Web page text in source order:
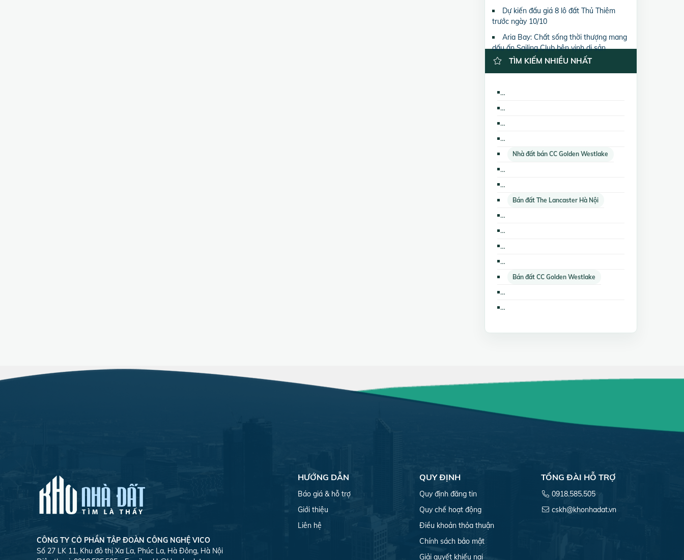
Dự kiến đấu giá 8 lô đất Thủ Thiêm
trước ngày 10/10
Aria Bay: Chất sống thời thượng mang
dấu ấn Sailing Club bên vịnh di sản
TÌM KIẾM NHIỀU NHẤT
Nhà đất bán CC Golden Westlake
Bán đất The Lancaster Hà Nội
Bán đất CC Golden Westlake
CÔNG TY CỎ PHẦN TẬP ĐOÀN CÔNG NGHỆ VICO
Số 27 LK 11, Khu đô thị Xa La, Phúc La, Hà Đông, Hà Nội
HƯỚNG DẪN
Báo giá & hỗ trợ
Giới thiệu
Liên hệ
QUY ĐỊNH
Quy định đăng tin
Quy chế hoạt động
Điều khoản thỏa thuận
Chính sách bảo mật
Giải quyết khiếu nại
TỔNG ĐÀI HỖ TRỢ
0918.585.505
cskh@khonhadat.vn